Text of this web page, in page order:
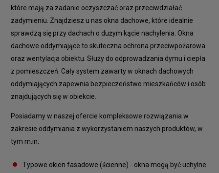
które mają za zadanie oczyszczać oraz przeciwdziałać
zadymieniu. Znajdziesz u nas okna dachowe, które idealnie
sprawdzą się przy dachach o dużym kącie nachylenia. Okna
dachowe oddymiające to skuteczna ochrona przeciwpożarowa
oraz wentylacja obiektu. Służy do odprowadzania dymu i ciepła
z pomieszczeń. Cały system zawarty w oknach dachowych
oddymiających zapewnia bezpieczeństwo mieszkańców i osób
znajdujących się w obiekcie.
Posiadamy w naszej ofercie kompleksowe rozwiązania w
zakresie oddymiania z wykorzystaniem naszych produktów, w
tym m.in:
Typowe okien fasadowe (ścienne) - okna mogą być uchylne